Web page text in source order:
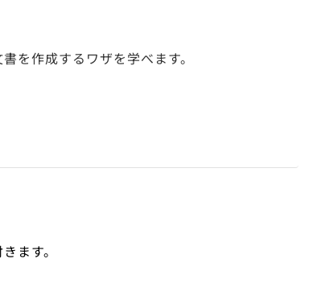
を作成するワザを学べます。
ます。